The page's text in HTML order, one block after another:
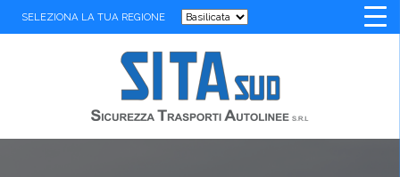
SELEZIONA LA TUA REGIONE